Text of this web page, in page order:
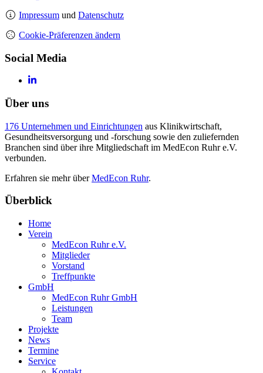
Impressum und Datenschutz
Cookie-Präferenzen ändern
Social Media
Über uns
176 Unternehmen und Einrichtungen aus Klinikwirtschaft,
Gesundheitsversorgung und -forschung sowie den zuliefernden
Branchen sind über ihre Mitgliedschaft im MedEcon Ruhr e.V.
verbunden.
Erfahren sie mehr überMedEcon Ruhr.
Überblick
Home
Verein
MedEcon Ruhr e.V.
Mitglieder
Vorstand
Treffpunkte
GmbH
MedEcon Ruhr GmbH
Leistungen
Team
Projekte
News
Termine
Service